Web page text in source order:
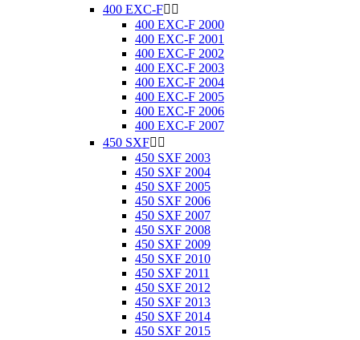
400 EXC-F 
400 EXC-F 2000
400 EXC-F 2001
400 EXC-F 2002
400 EXC-F 2003
400 EXC-F 2004
400 EXC-F 2005
400 EXC-F 2006
400 EXC-F 2007
450 SXF 
450 SXF 2003
450 SXF 2004
450 SXF 2005
450 SXF 2006
450 SXF 2007
450 SXF 2008
450 SXF 2009
450 SXF 2010
450 SXF 2011
450 SXF 2012
450 SXF 2013
450 SXF 2014
450 SXF 2015